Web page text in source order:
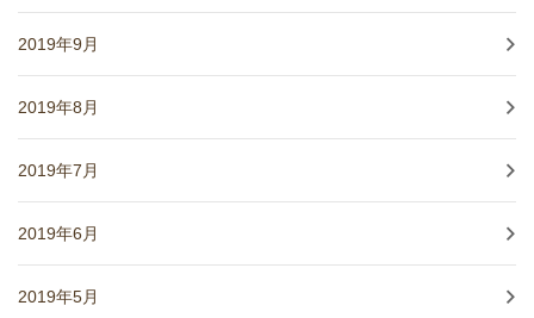
2019年9月
2019年8月
2019年7月
2019年6月
2019年5月